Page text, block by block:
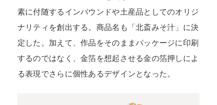
素に付随するインバウンドや土産品としてのオリジ
ナリティを創出する。商品名も「北斎みそ汁」に決
定した。加えて、作品をそのままパッケージに印刷
するのではなく、金箔を想起させる金の箔押しによ
る表現でさらに個性あるデザインとなった。